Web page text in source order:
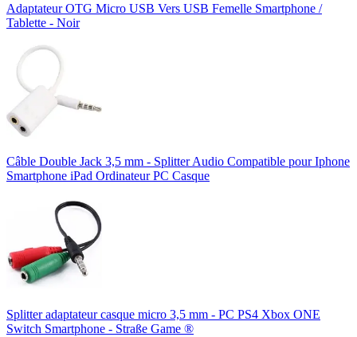
Adaptateur OTG Micro USB Vers USB Femelle Smartphone /
Tablette - Noir
Câble Double Jack 3,5 mm - Splitter Audio Compatible pour Iphone
Smartphone iPad Ordinateur PC Casque
Splitter adaptateur casque micro 3,5 mm - PC PS4 Xbox ONE
Switch Smartphone - Straße Game ®